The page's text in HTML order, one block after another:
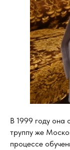
В 1999 году она
труппу же
процессе